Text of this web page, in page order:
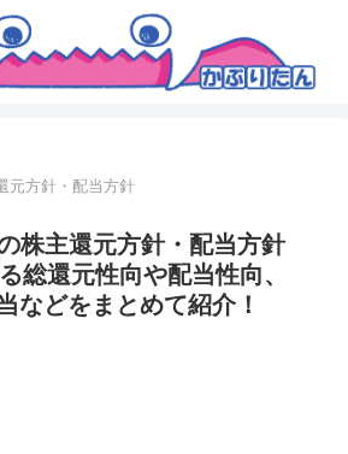
元方針・配当方針
株主還元方針・配当方針
総還元性向や配当性向、
などをまとめて紹介！